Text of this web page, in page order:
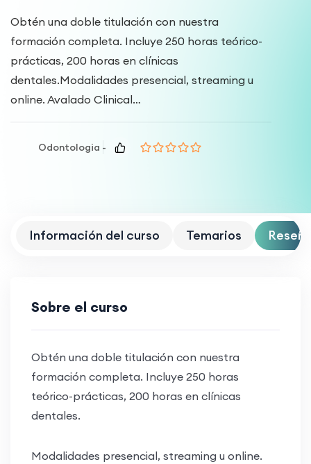
Obtén una doble titulación con nuestra
formación completa. Incluye 250 horas teórico-
prácticas, 200 horas en clínicas
dentales.Modalidades presencial, streaming u
online. Avalado Clinical…
Odontologia -
Información del curso Temarios
Sobre el curso
Obtén una doble titulación con nuestra
formación completa. Incluye 250 horas
teórico-prácticas, 200 horas en clínicas
dentales.
Modalidades presencial, streaming u online.